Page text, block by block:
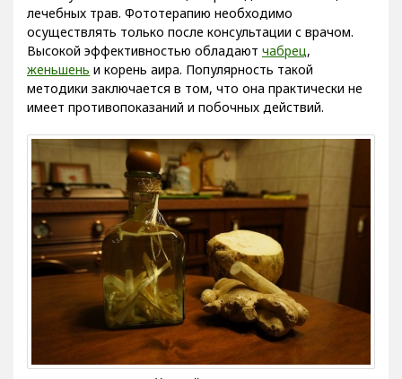
лечебных трав. Фототерапию необходимо
осуществлять только после консультации с врачом.
Высокой эффективностью обладают чабрец,
женьшень и корень аира. Популярность такой
методики заключается в том, что она практически не
имеет противопоказаний и побочных действий.